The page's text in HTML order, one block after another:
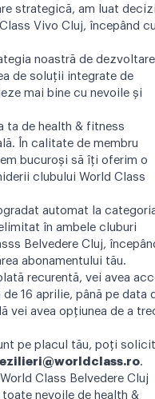
strategică, am luat
Vivo Cluj, începând
noastră de dezvoltare
de soluții integrate de
mai bine cu nevoile și
ta de health & fitness
În calitate de membru
bucuroși să îți oferim o
clubului World Class
automat la
în ambele cluburi
Belvedere Cluj,
abonamentului tău.
recurentă, vei avea
16 aprilie, până pe data
vei avea opțiunea de a
pe placul tău, poți
.
Class Belvedere Cluj
nevoile de health &